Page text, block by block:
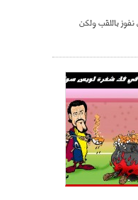
باللقب ولكن